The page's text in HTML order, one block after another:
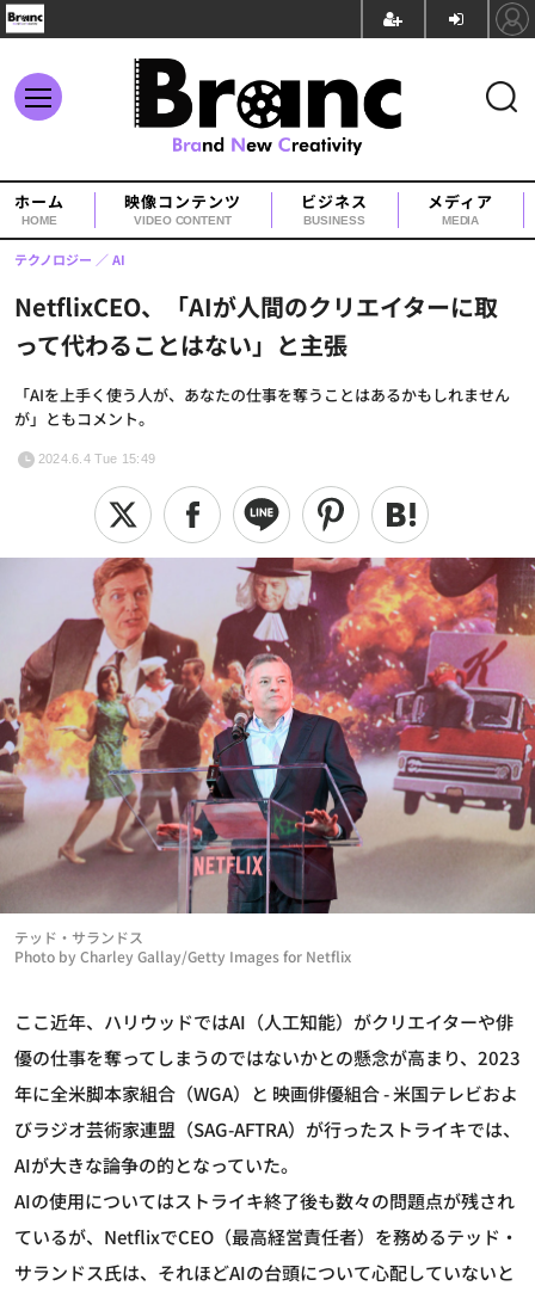
ホーム
HOME
映像コンテンツ
VIDEO CONTENT
ビジネス
BUSINESS
メディア
MEDIA
NetflixCEO、「AIが人間のクリエイターに取
って代わることはない」と主張
「AIを上手く使う人が、あなたの仕事を奪うことはあるかもしれません
が」ともコメント。
テクノロジー AI
2024.6.4 Tue 15:49
Photo by Charley Gallay/Getty Images for Netflix
テッド・サランドス
ここ近年、ハリウッドではAI（人工知能）がクリエイターや俳
優の仕事を奪ってしまうのではないかとの懸念が高まり、2023
年に全米脚本家組合（WGA）と 映画俳優組合 - 米国テレビおよ
びラジオ芸術家連盟（SAG-AFTRA）が行ったストライキでは、
AIが大きな論争の的となっていた。
AIの使用についてはストライキ終了後も数々の問題点が残され
ているが、NetflixでCEO（最高経営責任者）を務めるテッド・
サランドス氏は、それほどAIの台頭について心配していないと